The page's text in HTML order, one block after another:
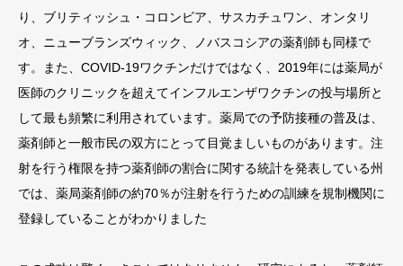
り、ブリティッシュ・コロンビア、サスカチュワン、オンタリ
オ、ニューブランズウィック、ノバスコシアの薬剤師も同様で
す。また、COVID-19ワクチンだけではなく、2019年には薬局が
医師のクリニックを超えてインフルエンザワクチンの投与場所と
して最も頻繁に利用されています。薬局での予防接種の普及は、
薬剤師と一般市民の双方にとって目覚ましいものがあります。注
射を行う権限を持つ薬剤師の割合に関する統計を発表している州
では、薬局薬剤師の約70％が注射を行うための訓練を規制機関に
登録していることがわかりました